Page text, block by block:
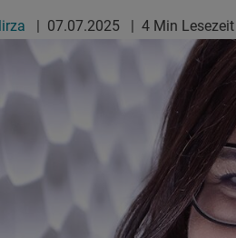
| 07.07.2025 | 4 Min Lesezeit